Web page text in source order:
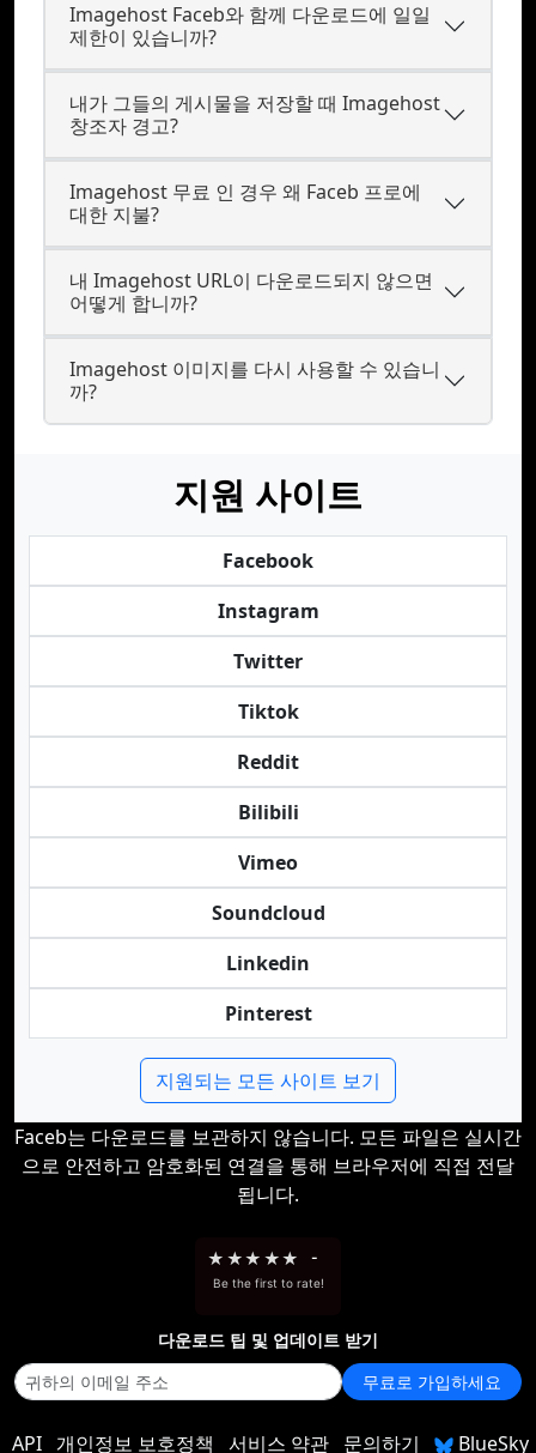
Imagehost Faceb와 함께 다운로드에 일일
제한이 있습니까?
내가 그들의 게시물을 저장할 때 Imagehost
창조자 경고?
Imagehost 무료 인 경우 왜 Faceb 프로에
대한 지불?
내 Imagehost URL이 다운로드되지 않으면
어떻게 합니까?
Imagehost 이미지를 다시 사용할 수 있습니
까?
지원 사이트
Facebook
Instagram
Twitter
Tiktok
Reddit
Bilibili
Vimeo
Soundcloud
Linkedin
Pinterest
지원되는 모든 사이트 보기
Faceb는 다운로드를 보관하지 않습니다. 모든 파일은 실시간
으로 안전하고 암호화된 연결을 통해 브라우저에 직접 전달
됩니다.
★ ★★ ★★ -
Be the first to rate!
다운로드 팁 및 업데이트 받기
무료로 가입하세요
API 개인정보 보호정책 서비스 약관 문의하기 BlueSky